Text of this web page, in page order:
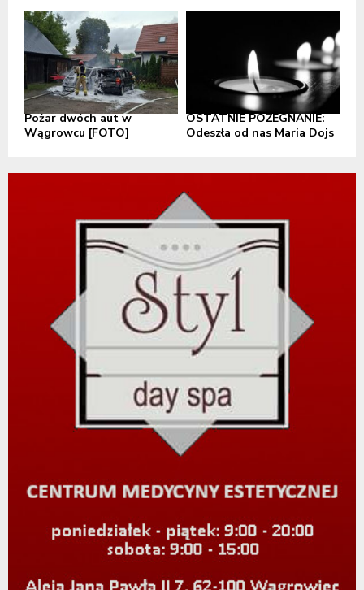
Pożar dwóch aut w
Wągrowcu [FOTO]
OSTATNIE POŻEGNANIE:
Odeszła od nas Maria Dojs